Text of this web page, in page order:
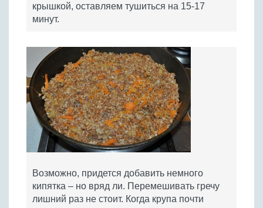
крышкой, оставляем тушиться на 15-17
минут.
Возможно, придется добавить немного
кипятка – но вряд ли. Перемешивать гречу
лишний раз не стоит. Когда крупа почти